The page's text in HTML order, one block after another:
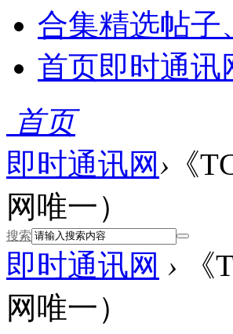
合集精选帖子
首页即时通讯
首页
即时通讯网› 《
网唯一）
搜索
即时通讯网 › 《
网唯一）